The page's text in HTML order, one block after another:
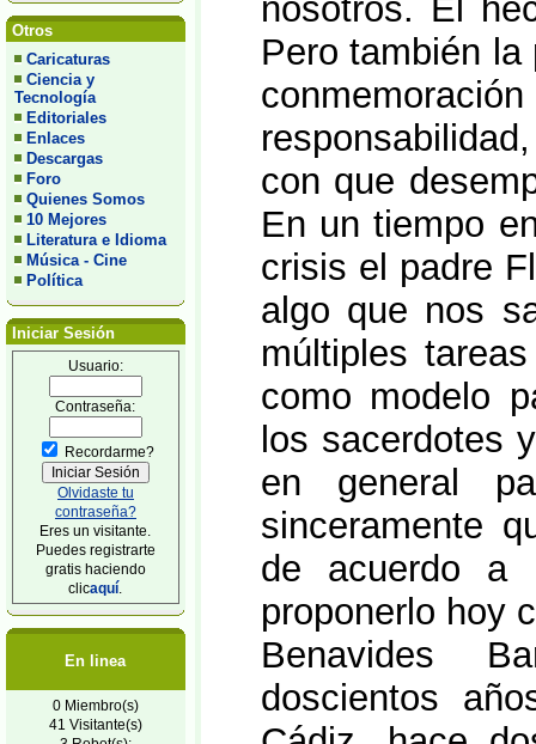
Otros
Caricaturas
Ciencia y
Tecnología
Editoriales
Enlaces
Descargas
Foro
Quienes Somos
10 Mejores
Literatura e Idioma
Música - Cine
Política
Iniciar Sesión
Usuario:
Contraseña:
Recordarme?
Olvidaste tu
contraseña?
Eres un visitante.
Puedes registrarte
gratis haciendo
clicaquí
En linea
0 Miembro(s)
41 Visitante(s)
nosotros. El
Pero también
con que
En un tiempo
crisis el padre
algo que nos
múltiples
como modelo
los sacerdotes
en general
sinceramente
de acuerdo a
proponerlo hoy
Benavides
doscientos